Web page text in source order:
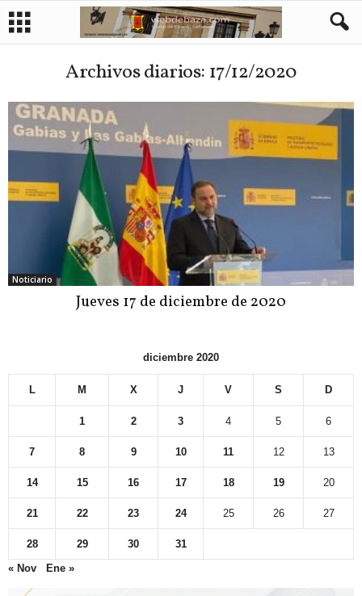
Archivos diarios: 17/12/2020
Noticiario
Jueves 17 de diciembre de 2020
diciembre 2020
L M X J V S D
1 2 3 4 5 6
7 8 9 10 11 12 13
14 15 16 17 18 19 20
21 22 23 24 25 26 27
28 29 30
31
« Nov
Ene »